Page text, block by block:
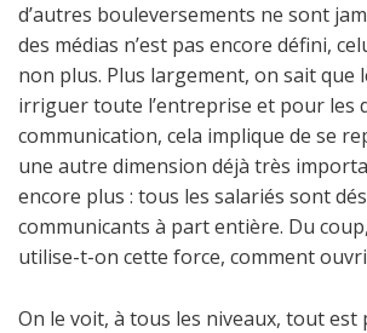
d’autres bouleversements ne sont
des médias n’est pas encore défini,
non plus. Plus largement, on sait que
irriguer toute l’entreprise et pour les
communication, cela implique de se
une autre dimension déjà très
encore plus : tous les salariés sont
communicants à part entière. Du
utilise-t-on cette force, comment
On le voit, à tous les niveaux, tout est